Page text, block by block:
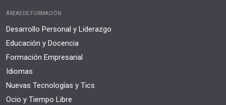
ÁREAS DE FORMACIÓN
Desarrollo Personal y Liderazgo
Educación y Docencia
Formación Empresarial
Idiomas
Nuevas Tecnologías y Tics
Ocio y Tiempo Libre